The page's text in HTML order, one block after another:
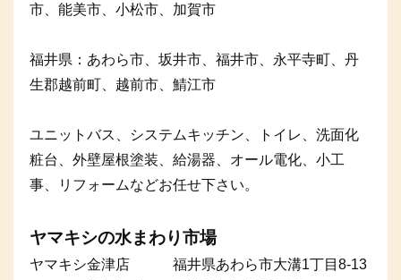
市、能美市、小松市、加賀市
福井県：あわら市、坂井市、福井市、永平寺町、丹
生郡越前町、越前市、鯖江市
ユニットバス、システムキッチン、トイレ、洗面化
粧台、外壁屋根塗装、給湯器、オール電化、小工
事、リフォームなどお任せ下さい。
ヤマキシの水まわり市場
ヤマキシ金津店 福井県あわら市大溝1丁目8-13